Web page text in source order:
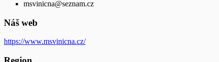
msvinicna@seznam.cz
Náš web
https://www.msvinicna.cz/